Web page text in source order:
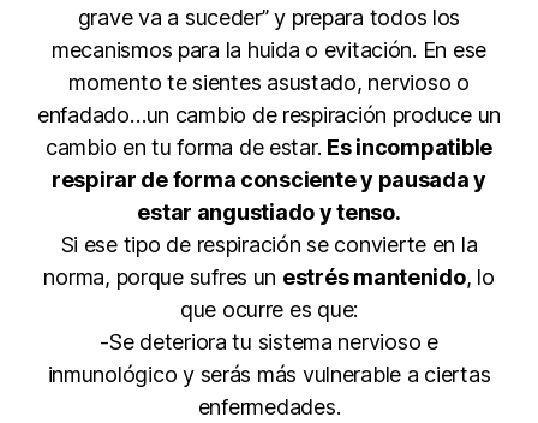
grave va a suceder” y prepara todos los
mecanismos para la huida o evitación. En ese
momento te sientes asustado, nervioso o
enfadado…un cambio de respiración produce un
cambio en tu forma de estar. Es incompatible
respirar de forma consciente y pausada y
estar angustiado y tenso.
Si ese tipo de respiración se convierte en la
norma, porque sufres un estrés mantenido, lo
que ocurre es que:
-Se deteriora tu sistema nervioso e
inmunológico y serás más vulnerable a ciertas
enfermedades.